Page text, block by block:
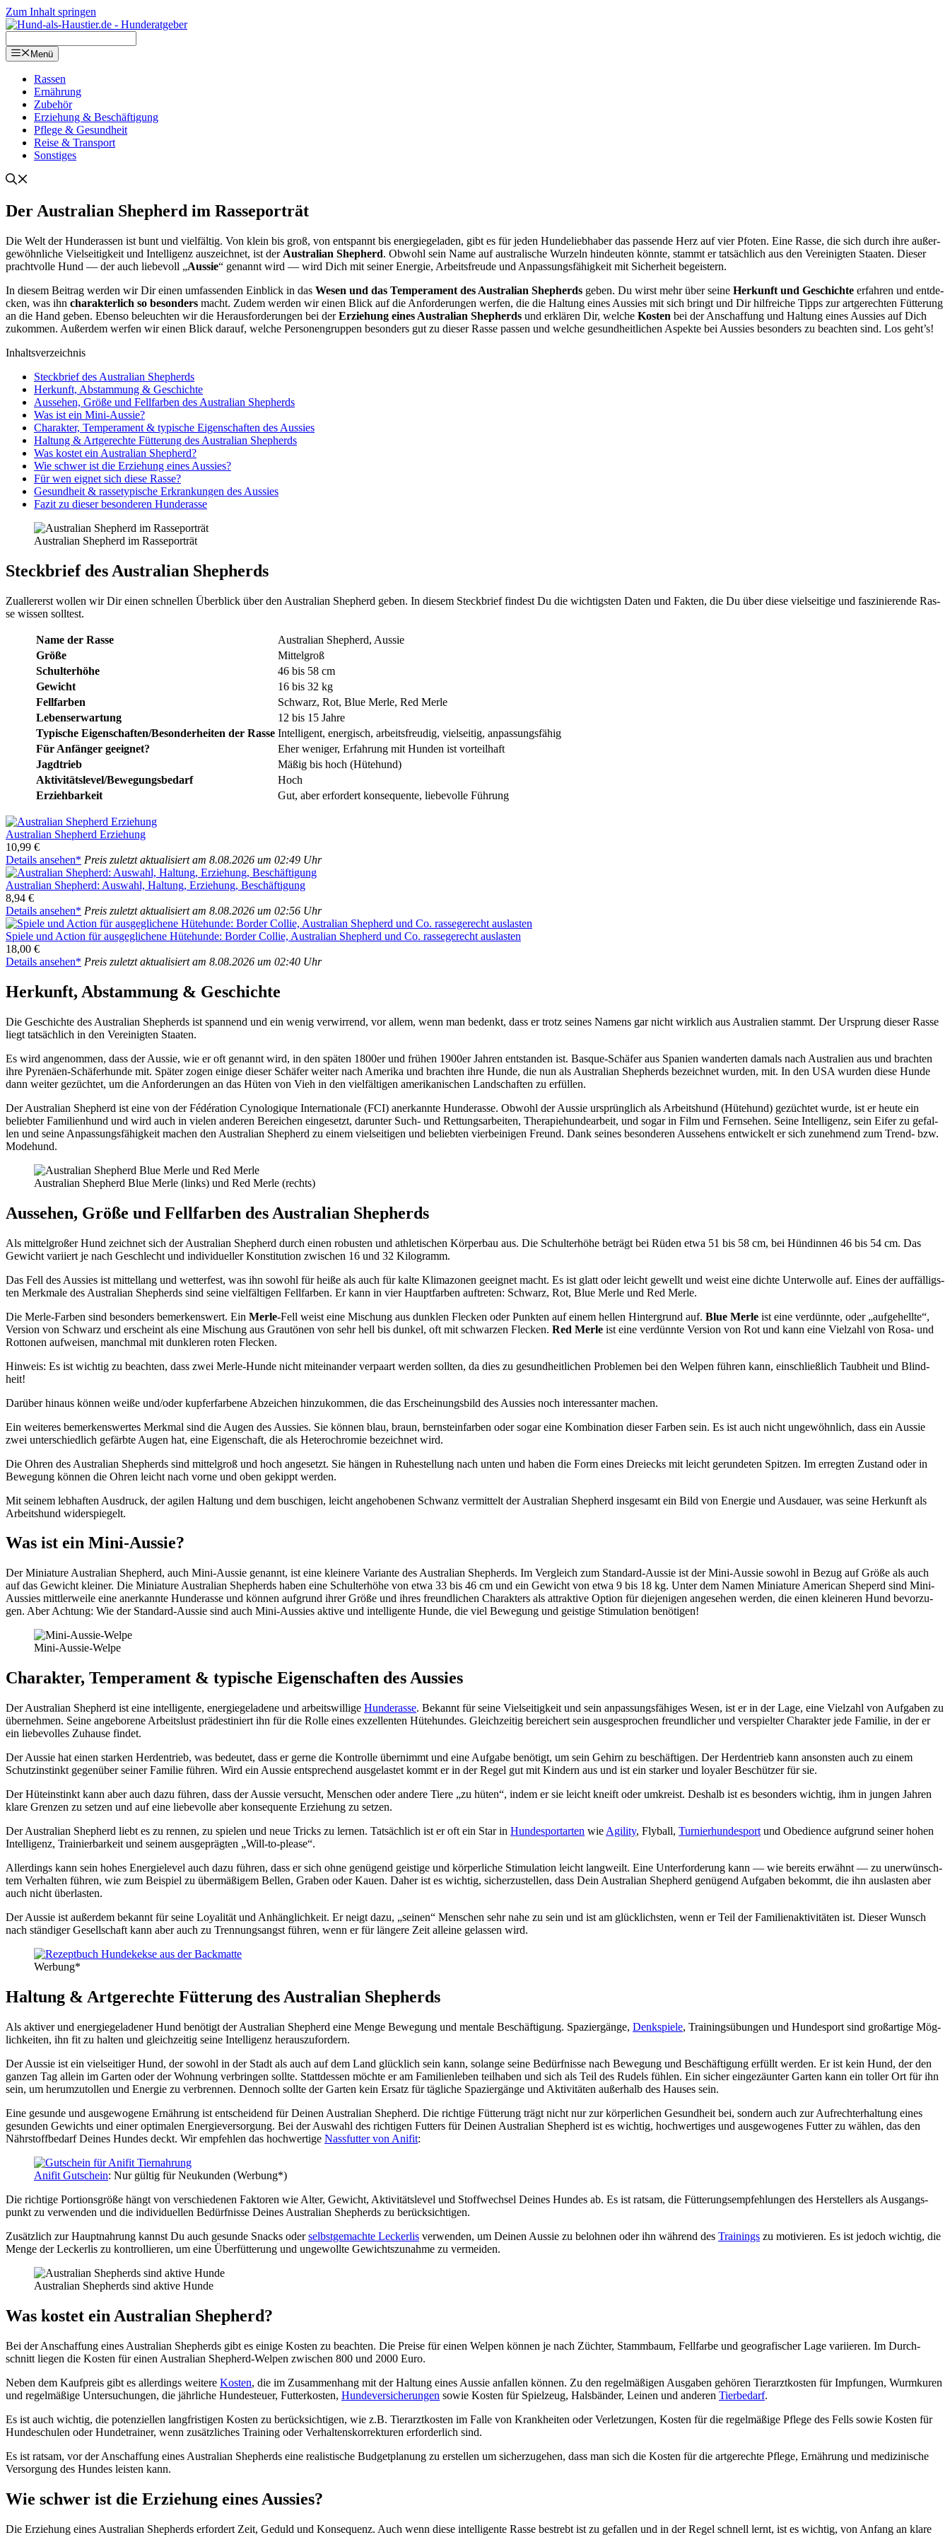
Zum Inhalt springen
Menü
Ras­sen
Ernäh­rung
Zube­hör
Erzie­hung & Beschäf­ti­gung
Pfle­ge & Gesund­heit
Rei­se & Trans­port
Sons­ti­ges
Der Aus­tra­li­an She­p­herd im Ras­se­por­trät
Die Welt der Hun­de­ras­sen ist bunt und viel­fäl­tig. Von klein bis groß, von ent­spannt bis ener­gie­ge­la­den, gibt es für jeden Hun­de­lieb­ha­ber das pas­sen­de Herz auf vier Pfo­ten. Eine Ras­se, die sich durch ihre außer­
ge­wöhn­li­che Viel­sei­tig­keit und Intel­li­genz aus­zeich­net, ist der Aus­tra­li­an She­p­herd. Obwohl sein Name auf aus­tra­li­sche Wur­zeln hin­deu­ten könn­te, stammt er tat­säch­lich aus den Ver­ei­nig­ten Staa­ten. Die­ser
pracht­vol­le Hund — der auch lie­be­voll „Aus­sie“ genannt wird — wird Dich mit sei­ner Ener­gie, Arbeits­freu­de und Anpas­sungs­fä­hig­keit mit Sicher­heit begeis­tern.
In die­sem Bei­trag wer­den wir Dir einen umfas­sen­den Ein­blick in das Wesen und das Tem­pe­ra­ment des Aus­tra­li­an She­p­herds geben. Du wirst mehr über sei­ne Her­kunft und Geschich­te erfah­ren und ent­de­
cken, was ihn cha­rak­ter­lich so beson­ders macht. Zudem wer­den wir einen Blick auf die Anfor­de­run­gen wer­fen, die die Hal­tung eines Aus­sies mit sich bringt und Dir hilf­rei­che Tipps zur art­ge­rech­ten Füt­te­rung
an die Hand geben. Eben­so beleuch­ten wir die Her­aus­for­de­run­gen bei derErzie­hung eines Aus­tra­li­an She­p­herds und erklä­ren Dir, wel­che Kos­ten bei der Anschaf­fung und Hal­tung eines Aus­sies auf Dich
zukom­men. Außer­dem wer­fen wir einen Blick dar­auf, wel­che Per­so­nen­grup­pen beson­ders gut zu die­ser Ras­se pas­sen und wel­che gesund­heit­li­chen Aspek­te bei Aus­sies beson­ders zu beach­ten sind. Los geht’s!
Inhalts­ver­zeich­nis
Steck­brief des Aus­tra­li­an She­p­herds
Her­kunft, Abstam­mung & Geschich­te
Aus­se­hen, Grö­ße und Fell­far­ben des Aus­tra­li­an She­p­herds
Was ist ein Mini-Aus­sie?
Cha­rak­ter, Tem­pe­ra­ment & typi­sche Eigen­schaf­ten des Aus­sies
Hal­tung & Art­ge­rech­te Füt­te­rung des Aus­tra­li­an She­p­herds
Was kos­tet ein Aus­tra­li­an She­p­herd?
Wie schwer ist die Erzie­hung eines Aus­sies?
Für wen eig­net sich die­se Ras­se?
Gesund­heit & ras­se­ty­pi­sche Erkran­kun­gen des Aus­sies
Fazit zu die­ser beson­de­ren Hun­de­ras­se
Aus­tra­li­an She­p­herd im Ras­se­por­trät
Steck­brief des Aus­tra­li­an She­p­herds
Zual­ler­erst wol­len wir Dir einen schnel­len Über­blick über den Aus­tra­li­an She­p­herd geben. In die­sem Steck­brief fin­dest Du die wich­tigs­ten Daten und Fak­ten, die Du über die­se viel­sei­ti­ge und fas­zi­nie­ren­de Ras­
se wis­sen soll­test.
Name der Ras­se
Aus­tra­li­an She­p­herd, Aus­sie
Grö­ße
Mit­tel­groß
Schul­ter­hö­he
46 bis 58 cm
Gewicht
16 bis 32 kg
Fell­far­ben
Schwarz, Rot, Blue Mer­le, Red Mer­le
Lebens­er­war­tung
12 bis 15 Jah­re
Typi­sche Eigenschaften/Besonderheiten der Ras­se Intel­li­gent, ener­gisch, arbeits­freu­dig, viel­sei­tig, anpas­sungs­fä­hig
Für Anfän­ger geeig­net?
Eher weni­ger, Erfah­rung mit Hun­den ist vor­teil­haft
Jagd­trieb
Mäßig bis hoch (Hüte­hund)
Aktivitätslevel/Bewegungsbedarf
Hoch
Erzieh­bar­keit
Gut, aber erfor­dert kon­se­quen­te, lie­be­vol­le Füh­rung
Aus­tra­li­an She­p­herd Erzie­hung
10,99 €
Details anse­hen* Preis zuletzt aktua­li­siert am 8.08.2026 um 02:49 Uhr
Aus­tra­li­an She­p­herd: Aus­wahl, Hal­tung, Erzie­hung, Beschäf­ti­gung
8,94 €
Details anse­hen* Preis zuletzt aktua­li­siert am 8.08.2026 um 02:56 Uhr
Spie­le und Action für aus­ge­gli­che­ne Hüte­hun­de: Bor­der Col­lie, Aus­tra­li­an She­p­herd und Co. ras­se­ge­recht aus­las­ten
18,00 €
Details anse­hen* Preis zuletzt aktua­li­siert am 8.08.2026 um 02:40 Uhr
Her­kunft, Abstam­mung & Geschich­te
Die Geschich­te des Aus­tra­li­an She­p­herds ist span­nend und ein wenig ver­wir­rend, vor allem, wenn man bedenkt, dass er trotz sei­nes Namens gar nicht wirk­lich aus Aus­tra­li­en stammt. Der Ursprung die­ser Ras­se
liegt tat­säch­lich in den Ver­ei­nig­ten Staa­ten.
Es wird ange­nom­men, dass der Aus­sie, wie er oft genannt wird, in den spä­ten 1800er und frü­hen 1900er Jah­ren ent­stan­den ist. Bas­que-Schä­fer aus Spa­ni­en wan­der­ten damals nach Aus­tra­li­en aus und brach­ten
ihre Pyre­nä­en-Schä­fer­hun­de mit. Spä­ter zogen eini­ge die­ser Schä­fer wei­ter nach Ame­ri­ka und brach­ten ihre Hun­de, die nun als Aus­tra­li­an She­p­herds bezeich­net wur­den, mit. In den USA wur­den die­se Hun­de
dann wei­ter gezüch­tet, um die Anfor­de­run­gen an das Hüten von Vieh in den viel­fäl­ti­gen ame­ri­ka­ni­schen Land­schaf­ten zu erfül­len.
Der Aus­tra­li­an She­p­herd ist eine von der Fédé­ra­ti­on Cyno­lo­gi­que Inter­na­tio­na­le (FCI) aner­kann­te Hun­de­ras­se. Obwohl der Aus­sie ursprüng­lich als Arbeits­hund (Hüte­hund) gezüch­tet wur­de, ist er heu­te ein
belieb­ter Fami­li­en­hund und wird auch in vie­len ande­ren Berei­chen ein­ge­setzt, dar­un­ter Such- und Ret­tungs­ar­bei­ten, The­ra­pie­hun­de­ar­beit, und sogar in Film und Fern­se­hen. Sei­ne Intel­li­genz, sein Eifer zu gefal­
len und sei­ne Anpas­sungs­fä­hig­keit machen den Aus­tra­li­an She­p­herd zu einem viel­sei­ti­gen und belieb­ten vier­bei­ni­gen Freund. Dank sei­nes beson­de­ren Aus­se­hens ent­wi­ckelt er sich zuneh­mend zum Trend- bzw.
Mode­hund.
Aus­tra­li­an She­p­herd Blue Mer­le (links) und Red Mer­le (rechts)
Aus­se­hen, Grö­ße und Fell­far­ben des Aus­tra­li­an She­p­herds
Als mit­tel­gro­ßer Hund zeich­net sich der Aus­tra­li­an She­p­herd durch einen robus­ten und ath­le­ti­schen Kör­per­bau aus. Die Schul­ter­hö­he beträgt bei Rüden etwa 51 bis 58 cm, bei Hün­din­nen 46 bis 54 cm. Das
Gewicht vari­iert je nach Geschlecht und indi­vi­du­el­ler Kon­sti­tu­ti­on zwi­schen 16 und 32 Kilo­gramm.
Das Fell des Aus­sies ist mit­tel­lang und wet­ter­fest, was ihn sowohl für hei­ße als auch für kal­te Kli­ma­zo­nen geeig­net macht. Es ist glatt oder leicht gewellt und weist eine dich­te Unter­wol­le auf. Eines der auf­fäl­ligs­
ten Merk­ma­le des Aus­tra­li­an She­p­herds sind sei­ne viel­fäl­ti­gen Fell­far­ben. Er kann in vier Haupt­far­ben auf­tre­ten: Schwarz, Rot, Blue Mer­le und Red Mer­le.
Die Mer­le-Far­ben sind beson­ders bemer­kens­wert. Ein Mer­le-Fell weist eine Mischung aus dunk­len Fle­cken oder Punk­ten auf einem hel­len Hin­ter­grund auf. Blue Mer­le ist eine ver­dünn­te, oder „auf­ge­hell­te“,
Ver­si­on von Schwarz und erscheint als eine Mischung aus Grau­tö­nen von sehr hell bis dun­kel, oft mit schwar­zen Fle­cken. Red Mer­le ist eine ver­dünn­te Ver­si­on von Rot und kann eine Viel­zahl von Rosa- und
Rot­to­nen auf­wei­sen, manch­mal mit dunk­le­ren roten Fle­cken.
Hin­weis: Es ist wich­tig zu beach­ten, dass zwei Mer­le-Hun­de nicht mit­ein­an­der ver­paart wer­den soll­ten, da dies zu gesund­heit­li­chen Pro­ble­men bei den Wel­pen füh­ren kann, ein­schließ­lich Taub­heit und Blind­
heit!
Dar­über hin­aus kön­nen wei­ße und/oder kup­fer­far­be­ne Abzei­chen hin­zu­kom­men, die das Erschei­nungs­bild des Aus­sies noch inter­es­san­ter machen.
Ein wei­te­res bemer­kens­wer­tes Merk­mal sind die Augen des Aus­sies. Sie kön­nen blau, braun, bern­stein­far­ben oder sogar eine Kom­bi­na­ti­on die­ser Far­ben sein. Es ist auch nicht unge­wöhn­lich, dass ein Aus­sie
zwei unter­schied­lich gefärb­te Augen hat, eine Eigen­schaft, die als Hete­ro­chro­mie bezeich­net wird.
Die Ohren des Aus­tra­li­an She­p­herds sind mit­tel­groß und hoch ange­setzt. Sie hän­gen in Ruhe­stel­lung nach unten und haben die Form eines Drei­ecks mit leicht gerun­de­ten Spit­zen. Im erreg­ten Zustand oder in
Bewe­gung kön­nen die Ohren leicht nach vor­ne und oben gekippt wer­den.
Mit sei­nem leb­haf­ten Aus­druck, der agi­len Hal­tung und dem buschi­gen, leicht ange­ho­be­nen Schwanz ver­mit­telt der Aus­tra­li­an She­p­herd ins­ge­samt ein Bild von Ener­gie und Aus­dau­er, was sei­ne Her­kunft als
Arbeits­hund wider­spie­gelt.
Was ist ein Mini-Aus­sie?
Der Minia­tu­re Aus­tra­li­an She­p­herd, auch Mini-Aus­sie genannt, ist eine klei­ne­re Vari­an­te des Aus­tra­li­an She­p­herds. Im Ver­gleich zum Stan­dard-Aus­sie ist der Mini-Aus­sie sowohl in Bezug auf Grö­ße als auch
auf das Gewicht klei­ner. Die Minia­tu­re Aus­tra­li­an She­p­herds haben eine Schul­ter­hö­he von etwa 33 bis 46 cm und ein Gewicht von etwa 9 bis 18 kg. Unter dem Namen Minia­tu­re Ame­ri­can She­perd sind Mini-
Aus­sies mitt­ler­wei­le eine aner­kann­te Hun­de­ras­se und kön­nen auf­grund ihrer Grö­ße und ihres freund­li­chen Cha­rak­ters als attrak­ti­ve Opti­on für die­je­ni­gen ange­se­hen wer­den, die einen klei­ne­ren Hund bevor­zu­
gen. Aber Ach­tung: Wie der Stan­dard-Aus­sie sind auch Mini-Aus­sies akti­ve und intel­li­gen­te Hun­de, die viel Bewe­gung und geis­ti­ge Sti­mu­la­ti­on benö­ti­gen!
Mini-Aus­sie-Wel­pe
Cha­rak­ter, Tem­pe­ra­ment & typi­sche Eigen­schaf­ten des Aus­sies
Der Aus­tra­li­an She­p­herd ist eine intel­li­gen­te, ener­gie­ge­la­de­ne und arbeits­wil­li­ge Hun­de­ras­se. Bekannt für sei­ne Viel­sei­tig­keit und sein anpas­sungs­fä­hi­ges Wesen, ist er in der Lage, eine Viel­zahl von Auf­ga­ben zu
über­neh­men. Sei­ne ange­bo­re­ne Arbeits­lust prä­de­sti­niert ihn für die Rol­le eines exzel­len­ten Hüte­hun­des. Gleich­zei­tig berei­chert sein aus­ge­spro­chen freund­li­cher und ver­spiel­ter Cha­rak­ter jede Fami­lie, in der er
ein lie­be­vol­les Zuhau­se fin­det.
Der Aus­sie hat einen star­ken Her­den­trieb, was bedeu­tet, dass er ger­ne die Kon­trol­le über­nimmt und eine Auf­ga­be benö­tigt, um sein Gehirn zu beschäf­ti­gen. Der Her­den­trieb kann ansons­ten auch zu einem
Schutz­in­stinkt gegen­über sei­ner Fami­lie füh­ren. Wird ein Aus­sie ent­spre­chend aus­ge­las­tet kommt er in der Regel gut mit Kin­dern aus und ist ein star­ker und loya­ler Beschüt­zer für sie.
Der Hüte­in­stinkt kann aber auch dazu füh­ren, dass der Aus­sie ver­sucht, Men­schen oder ande­re Tie­re „zu hüten“, indem er sie leicht kneift oder umkreist. Des­halb ist es beson­ders wich­tig, ihm in jun­gen Jah­ren
kla­re Gren­zen zu set­zen und auf eine lie­be­vol­le aber kon­se­quen­te Erzie­hung zu set­zen.
Der Aus­tra­li­an She­p­herd liebt es zu ren­nen, zu spie­len und neue Tricks zu ler­nen. Tat­säch­lich ist er oft ein Star in Hun­de­sport­ar­ten wie Agi­li­ty, Fly­ball, Tur­nier­hun­de­sport und Obe­dience auf­grund sei­ner hohen
Intel­li­genz, Trai­nier­bar­keit und sei­nem aus­ge­präg­ten „Will-to-plea­se“.
Aller­dings kann sein hohes Ener­gie­le­vel auch dazu füh­ren, dass er sich ohne genü­gend geis­ti­ge und kör­per­li­che Sti­mu­la­ti­on leicht lang­weilt. Eine Unter­for­de­rung kann — wie bereits erwähnt — zu uner­wünsch­
tem Ver­hal­ten füh­ren, wie zum Bei­spiel zu über­mä­ßi­gem Bel­len, Gra­ben oder Kau­en. Daher ist es wich­tig, sicher­zu­stel­len, dass Dein Aus­tra­li­an She­p­herd genü­gend Auf­ga­ben bekommt, die ihn aus­las­ten aber
auch nicht über­las­ten.
Der Aus­sie ist außer­dem bekannt für sei­ne Loya­li­tät und Anhäng­lich­keit. Er neigt dazu, „sei­nen“ Men­schen sehr nahe zu sein und ist am glück­lichs­ten, wenn er Teil der Fami­li­en­ak­ti­vi­tä­ten ist. Die­ser Wunsch
nach stän­di­ger Gesell­schaft kann aber auch zu Tren­nungs­angst füh­ren, wenn er für län­ge­re Zeit allei­ne gelas­sen wird.
Wer­bung*
Hal­tung & Art­ge­rech­te Füt­te­rung des Aus­tra­li­an She­p­herds
Als akti­ver und ener­gie­ge­la­de­ner Hund benö­tigt der Aus­tra­li­an She­p­herd eine Men­ge Bewe­gung und men­ta­le Beschäf­ti­gung. Spa­zier­gän­ge, Denk­spie­le, Trai­nings­übun­gen und Hun­de­sport sind groß­ar­ti­ge Mög­
lich­kei­ten, ihn fit zu hal­ten und gleich­zei­tig sei­ne Intel­li­genz her­aus­zu­for­dern.
Der Aus­sie ist ein viel­sei­ti­ger Hund, der sowohl in der Stadt als auch auf dem Land glück­lich sein kann, solan­ge sei­ne Bedürf­nis­se nach Bewe­gung und Beschäf­ti­gung erfüllt wer­den. Er ist kein Hund, der den
gan­zen Tag allein im Gar­ten oder der Woh­nung ver­brin­gen soll­te. Statt­des­sen möch­te er am Fami­li­en­le­ben teil­ha­ben und sich als Teil des Rudels füh­len. Ein sicher ein­ge­zäun­ter Gar­ten kann ein tol­ler Ort für ihn
sein, um her­um­zu­tol­len und Ener­gie zu ver­bren­nen. Den­noch soll­te der Gar­ten kein Ersatz für täg­li­che Spa­zier­gän­ge und Akti­vi­tä­ten außer­halb des Hau­ses sein.
Eine gesun­de und aus­ge­wo­ge­ne Ernäh­rung ist ent­schei­dend für Dei­nen Aus­tra­li­an She­p­herd. Die rich­ti­ge Füt­te­rung trägt nicht nur zur kör­per­li­chen Gesund­heit bei, son­dern auch zur Auf­recht­erhal­tung eines
gesun­den Gewichts und einer opti­ma­len Ener­gie­ver­sor­gung. Bei der Aus­wahl des rich­ti­gen Fut­ters für Dei­nen Aus­tra­li­an She­p­herd ist es wich­tig, hoch­wer­ti­ges und aus­ge­wo­ge­nes Fut­ter zu wäh­len, das den
Nähr­stoff­be­darf Dei­nes Hun­des deckt. Wir emp­feh­len das hoch­wer­ti­ge Nass­fut­ter von Ani­fit:
Ani­fit Gut­schein: Nur gül­tig für Neu­kun­den (Wer­bung*)
Die rich­ti­ge Por­ti­ons­grö­ße hängt von ver­schie­de­nen Fak­to­ren wie Alter, Gewicht, Akti­vi­täts­le­vel und Stoff­wech­sel Dei­nes Hun­des ab. Es ist rat­sam, die Füt­te­rungs­emp­feh­lun­gen des Her­stel­lers als Aus­gangs­
punkt zu ver­wen­den und die indi­vi­du­el­len Bedürf­nis­se Dei­nes Aus­tra­li­an She­p­herds zu berück­sich­ti­gen.
Zusätz­lich zur Haupt­nah­rung kannst Du auch gesun­de Snacks oderselbst­ge­mach­te Lecker­lis ver­wen­den, um Dei­nen Aus­sie zu beloh­nen oder ihn wäh­rend des Trai­nings zu moti­vie­ren. Es ist jedoch wich­tig, die
Men­ge der Lecker­lis zu kon­trol­lie­ren, um eine Über­füt­te­rung und unge­woll­te Gewichts­zu­nah­me zu ver­mei­den.
Aus­tra­li­an She­p­herds sind akti­ve Hun­de
Was kos­tet ein Aus­tra­li­an She­p­herd?
Bei der Anschaf­fung eines Aus­tra­li­an She­p­herds gibt es eini­ge Kos­ten zu beach­ten. Die Prei­se für einen Wel­pen kön­nen je nach Züch­ter, Stamm­baum, Fell­far­be und geo­gra­fi­scher Lage vari­ie­ren. Im Durch­
schnitt lie­gen die Kos­ten für einen Aus­tra­li­an She­p­herd-Wel­pen zwi­schen 800 und 2000 Euro.
Neben dem Kauf­preis gibt es aller­dings wei­te­re Kos­ten, die im Zusam­men­hang mit der Hal­tung eines Aus­sie anfal­len kön­nen. Zu den regel­mä­ßi­gen Aus­ga­ben gehö­ren Tier­arzt­kos­ten für Imp­fun­gen, Wurm­ku­ren
und regel­mä­ßi­ge Unter­su­chun­gen, die jähr­li­che Hun­de­steu­er, Fut­ter­kos­ten, Hun­de­ver­si­che­run­gen sowie Kos­ten für Spiel­zeug, Hals­bän­der, Lei­nen und ande­ren Tier­be­darf.
Es ist auch wich­tig, die poten­zi­el­len lang­fris­ti­gen Kos­ten zu berück­sich­ti­gen, wie z.B. Tier­arzt­kos­ten im Fal­le von Krank­hei­ten oder Ver­let­zun­gen, Kos­ten für die regel­mä­ßi­ge Pfle­ge des Fells sowie Kos­ten für
Hun­de­schu­len oder Hun­de­trai­ner, wenn zusätz­li­ches Trai­ning oder Ver­hal­tens­kor­rek­tu­ren erfor­der­lich sind.
Es ist rat­sam, vor der Anschaf­fung eines Aus­tra­li­an She­p­herds eine rea­lis­ti­sche Bud­get­pla­nung zu erstel­len um sicher­zu­ge­hen, dass man sich die Kos­ten für die art­ge­rech­te Pfle­ge, Ernäh­rung und medi­zi­ni­sche
Ver­sor­gung des Hun­des leis­ten kann.
Wie schwer ist die Erzie­hung eines Aus­sies?
Die Erzie­hung eines Aus­tra­li­an She­p­herds erfor­dert Zeit, Geduld und Kon­se­quenz. Auch wenn die­se intel­li­gen­te Ras­se bestrebt ist zu gefal­len und in der Regel schnell lernt, ist es wich­tig, von Anfang an kla­re